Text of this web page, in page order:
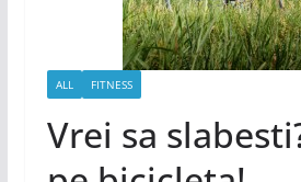
ALL FITNESS
Vrei sa